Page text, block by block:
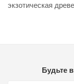
экзотическая
Будьте